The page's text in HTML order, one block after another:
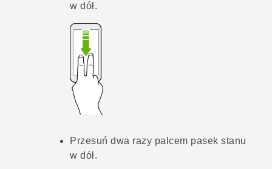
w dół.
Przesuń dwa razy palcem pasek stanu
w dół.